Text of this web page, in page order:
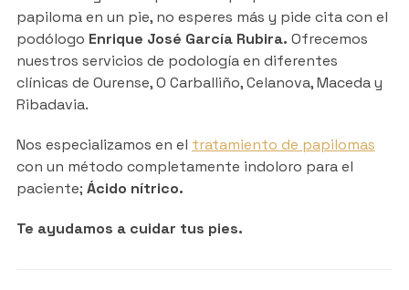
papiloma en un pie, no esperes más y pide cita con el
podólogo Enrique José García Rubira. Ofrecemos
nuestros servicios de podología en diferentes
clínicas de Ourense, O Carballiño, Celanova, Maceda y
Ribadavia.
Nos especializamos en el tratamiento de papilomas
con un método completamente indoloro para el
paciente; Ácido nítrico.
Te ayudamos a cuidar tus pies.